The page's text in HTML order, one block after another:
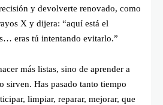
y devolverte renovado, como
X y dijera: “aquí está el
eras tú intentando evitarlo.”
más listas, sino de aprender a
sirven. Has pasado tanto tiempo
limpiar, reparar, mejorar, que